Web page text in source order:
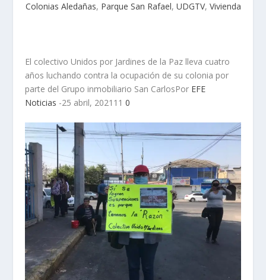
Colonias Aledañas, Parque San Rafael, UDGTV, Vivienda
El colectivo Unidos por Jardines de la Paz lleva cuatro
años luchando contra la ocupación de su colonia por
parte del Grupo inmobiliario San CarlosPor EFE
Noticias -25 abril, 2021110